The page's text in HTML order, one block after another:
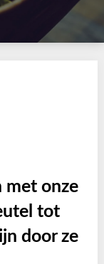
met onze
tot
door ze